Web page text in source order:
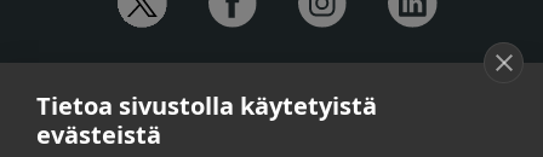
Anna-Mari Jaanu, kehittämispäällikkö,
puh. +358 50 572 4620
Tietoa sivustolla käytetyistä
evästeistä